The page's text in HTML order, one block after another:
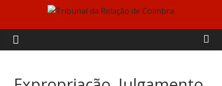
content
Tribunal
da